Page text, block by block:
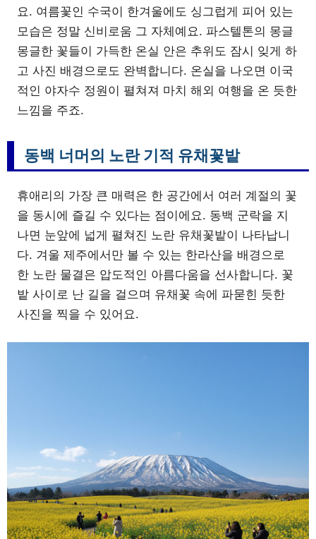
요. 여름꽃인 수국이 한겨울에도 싱그럽게 피어 있는
모습은 정말 신비로움 그 자체예요. 파스텔톤의 몽글
몽글한 꽃들이 가득한 온실 안은 추위도 잠시 잊게 하
고 사진 배경으로도 완벽합니다. 온실을 나오면 이국
적인 야자수 정원이 펼쳐져 마치 해외 여행을 온 듯한
느낌을 주죠.
동백 너머의 노란 기적 유채꽃밭
휴애리의 가장 큰 매력은 한 공간에서 여러 계절의 꽃
을 동시에 즐길 수 있다는 점이에요. 동백 군락을 지
나면 눈앞에 넓게 펼쳐진 노란 유채꽃밭이 나타납니
다. 겨울 제주에서만 볼 수 있는 한라산을 배경으로
한 노란 물결은 압도적인 아름다움을 선사합니다. 꽃
밭 사이로 난 길을 걸으며 유채꽃 속에 파묻힌 듯한
사진을 찍을 수 있어요.